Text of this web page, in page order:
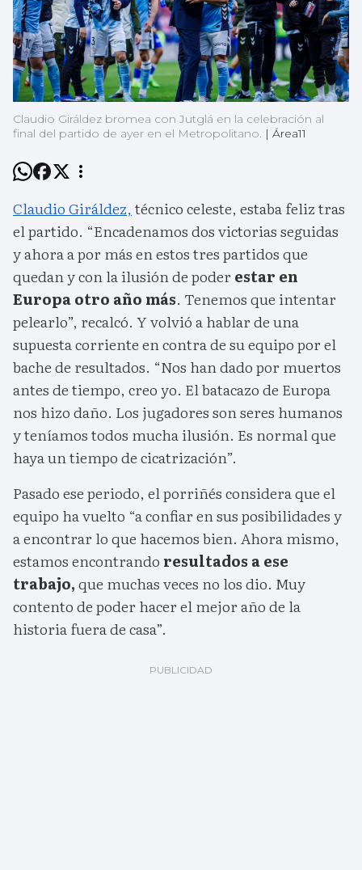
Claudio Giráldez bromea con Jutglá en la celebración al
final del partido de ayer en el Metropolitano. | Área11
Claudio Giráldez,técnico celeste, estaba feliz tras
el partido. “Encadenamos dos victorias seguidas
y ahora a por más en estos tres partidos que
quedan y con la ilusión de poderestar en
Europa otro año más. Tenemos que intentar
pelearlo”, recalcó. Y volvió a hablar de una
supuesta corriente en contra de su equipo por el
bache de resultados. “Nos han dado por muertos
antes de tiempo, creo yo. El batacazo de Europa
nos hizo daño. Los jugadores son seres humanos
y teníamos todos mucha ilusión. Es normal que
haya un tiempo de cicatrización”.
Pasado ese periodo, el porriñés considera que el
equipo ha vuelto “a confiar en sus posibilidades y
a encontrar lo que hacemos bien. Ahora mismo,
estamos encontrando resultados a ese
trabajo,que muchas veces no los dio. Muy
contento de poder hacer el mejor año de la
historia fuera de casa”.